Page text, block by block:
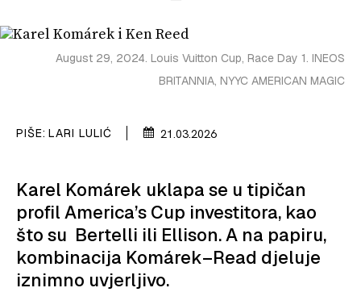
SPORT
PLOVILA
SPIZA
PRETPLATA
SHOP
August 29, 2024. Louis Vuitton Cup, Race Day 1. INEOS
BRITANNIA, NYYC AMERICAN MAGIC
PIŠE: LARI LULIĆ 21.03.2026
Karel Komárek uklapa se u tipičan
profil America’s Cup investitora, kao
što su Bertelli ili Ellison. A na papiru,
kombinacija Komárek–Read djeluje
iznimno uvjerljivo.